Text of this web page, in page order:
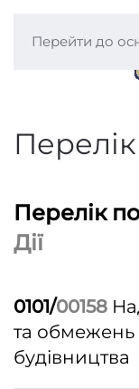
Перейти до
Перелік
Дії
0101/00158
та обмежень
будівництва